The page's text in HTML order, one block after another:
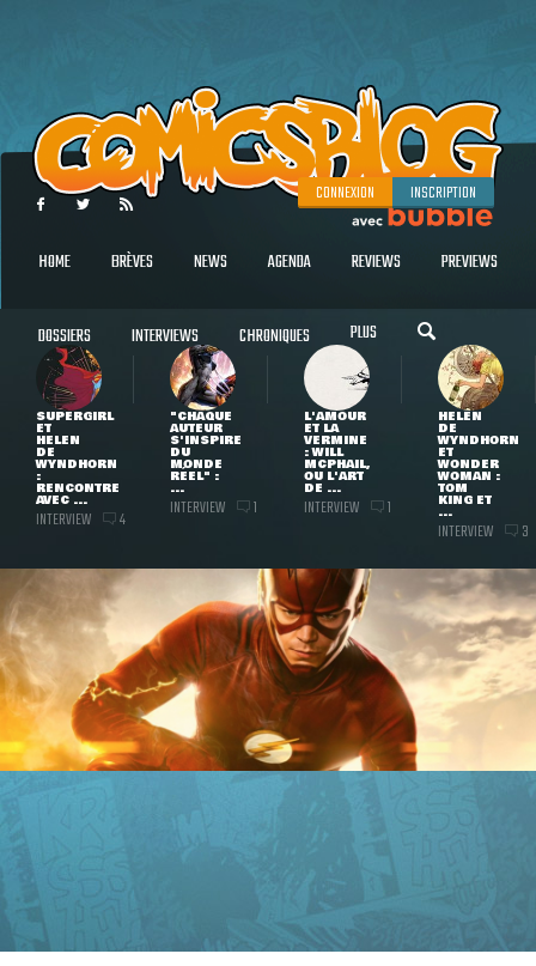
CONNEXION INSCRIPTION
HOME BRÈVES NEWS AGENDA REVIEWS PREVIEWS
DOSSIERS INTERVIEWS CHRONIQUES PLUS
SUPERGIRL
ET
HELEN
DE
WYNDHORN
:
RENCONTRE
AVEC ...
INTERVIEW 4
"CHAQUE
AUTEUR
S'INSPIRE
DU
MONDE
RÉEL" :
...
INTERVIEW 1
L'AMOUR
ET LA
VERMINE
: WILL
MCPHAIL,
OU L'ART
DE ...
INTERVIEW 1
HELEN
DE
WYNDHORN
ET
WONDER
WOMAN :
TOM
KING ET
...
INTERVIEW 3